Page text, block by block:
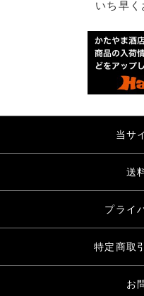
いち早く
当サ
送
プライ
特定商取
お